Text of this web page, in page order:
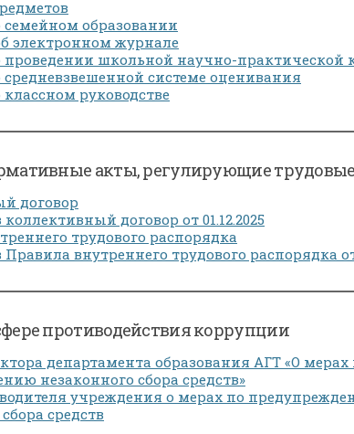
образовании
электронном журнале
проведении школьной научно-практической
системе оценивания
руководстве
акты, регулирующие
договор
договор от 01.12.2025
трудового распорядка
внутреннего трудового распорядка от
противодействия коррупции
департамента образования АГТ «О мерах
незаконного сбора средств»
учреждения о мерах по
средств